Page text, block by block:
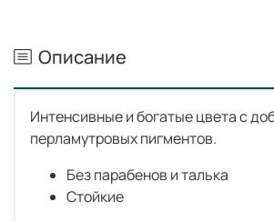
Описание
Интенсивные и богатые цвета с
перламутровых пигментов.
Без парабенов и талька
Стойкие